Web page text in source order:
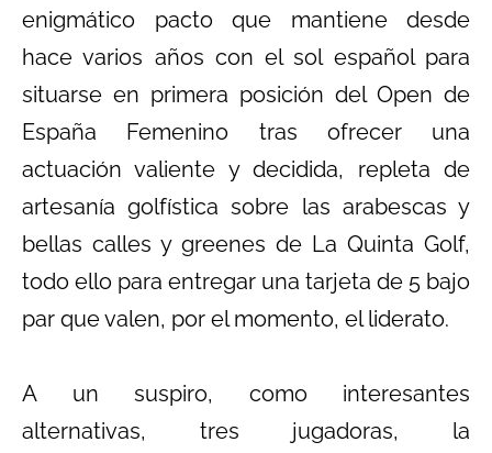
enigmático pacto que mantiene desde
hace varios años con el sol español para
situarse en primera posición del Open de
España Femenino tras ofrecer una
actuación valiente y decidida, repleta de
artesanía golfística sobre las arabescas y
bellas calles y greenes de La Quinta Golf,
todo ello para entregar una tarjeta de 5 bajo
par que valen, por el momento, el liderato.
A un suspiro, como interesantes
alternativas, tres jugadoras, la